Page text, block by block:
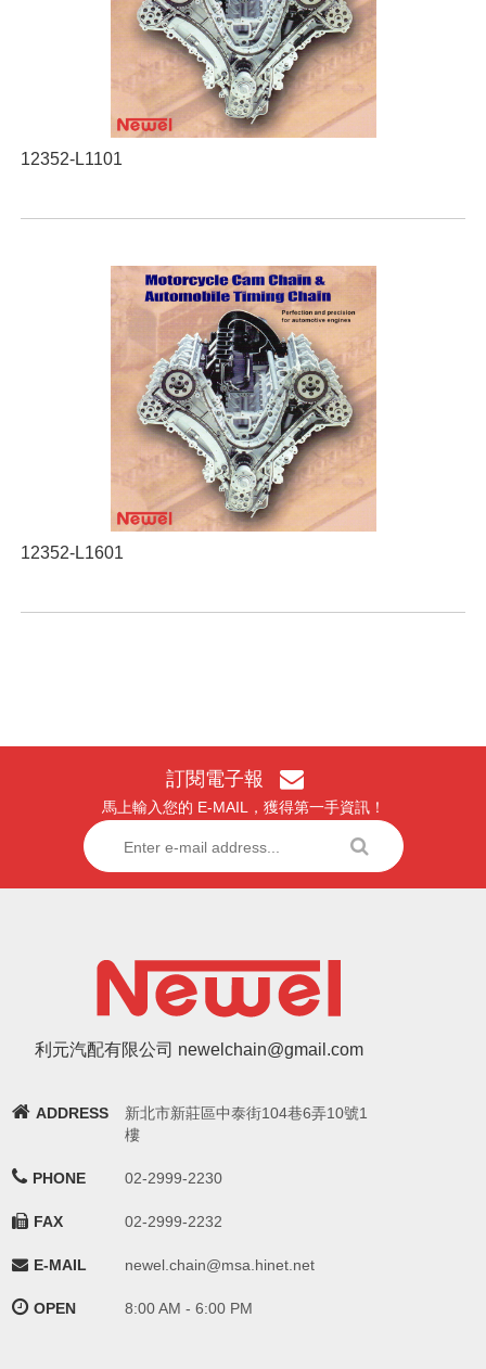
12352-L1101
12352-L1601
訂閱電子報
馬上輸入您的 E-MAIL，獲得第一手資訊！
利元汽配有限公司 newelchain@gmail.com
ADDRESS
新北市新莊區中泰街104巷6弄10號1
樓
PHONE 02-2999-2230
FAX 02-2999-2232
E-MAIL newel.chain@msa.hinet.net
OPEN 8:00 AM - 6:00 PM